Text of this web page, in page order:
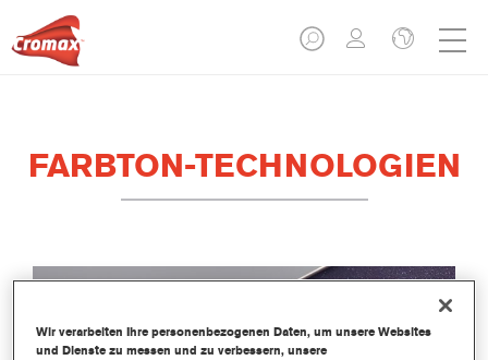
FARBTON-TECHNOLOGIEN
Wir verarbeiten Ihre personenbezogenen Daten, um unsere Websites
und Dienste zu messen und zu verbessern, unsere